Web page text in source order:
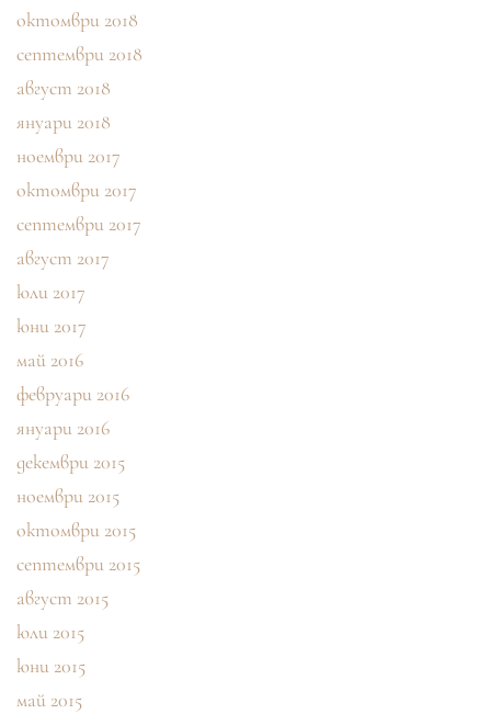
октомври 2018
септември 2018
август 2018
януари 2018
ноември 2017
октомври 2017
септември 2017
август 2017
юли 2017
юни 2017
май 2016
февруари 2016
януари 2016
декември 2015
ноември 2015
октомври 2015
септември 2015
август 2015
юли 2015
юни 2015
май 2015